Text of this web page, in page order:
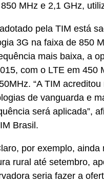
MHz e 2,1 GHz,
pela TIM está
3G na faixa de 850
mais baixa, a
com o LTE em 450
“A TIM
de vanguarda e
será aplicada”,
Brasil.
por exemplo,
rural até setembro,
seria fazer a